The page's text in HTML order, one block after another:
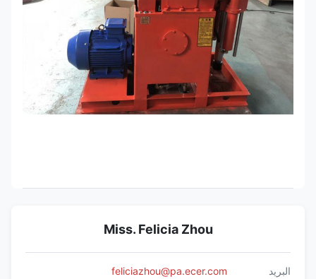
Miss. Felicia Zhou
feliciazhou@pa.ecer.com